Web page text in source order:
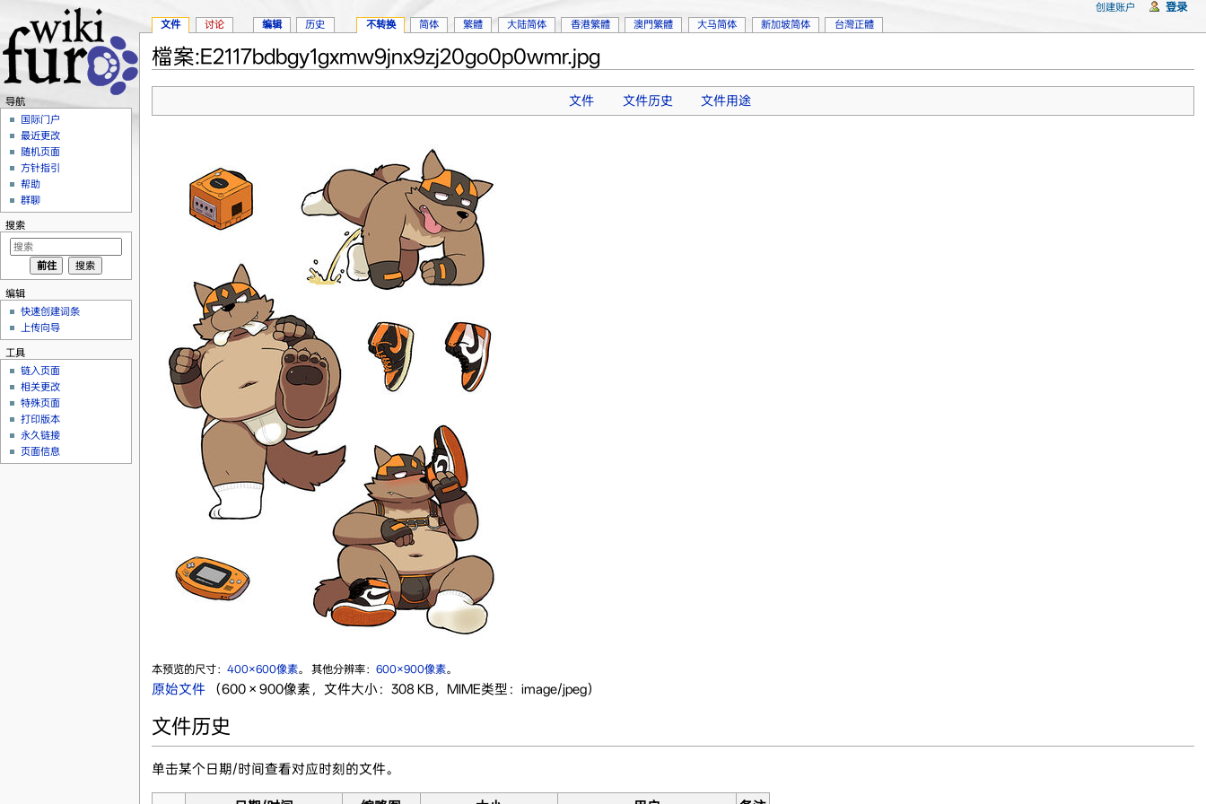
檔案:E2117bdbgy1gxmw9jnx9zj20go0p0wmr.jpg
文件 文件历史 文件用途
本预览的尺寸： 400×600像素。 其他分辨率： 600×900像素。
原始文件‎ （600 × 900像素，文件大小：308 KB，MIME类型：image/jpeg）
文件历史
单击某个日期/时间查看对应时刻的文件。
文件 讨论 编辑 历史 不转换 简体 繁體 大陆简体 香港繁體 澳門繁體 大马简体 新加坡简体 台灣正體
创建账户 登录
导航
国际门户
最近更改
随机页面
方针指引
帮助
群聊
搜索
编辑
快速创建词条
上传向导
工具
链入页面
相关更改
特殊页面
打印版本
永久链接
页面信息